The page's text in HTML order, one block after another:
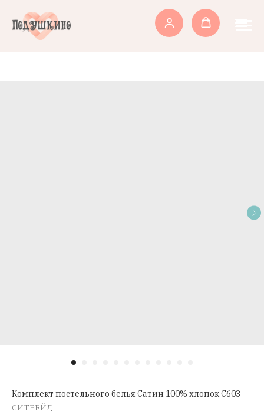
Комплект постельного белья Сатин 100% хлопок C603
СИТРЕЙД